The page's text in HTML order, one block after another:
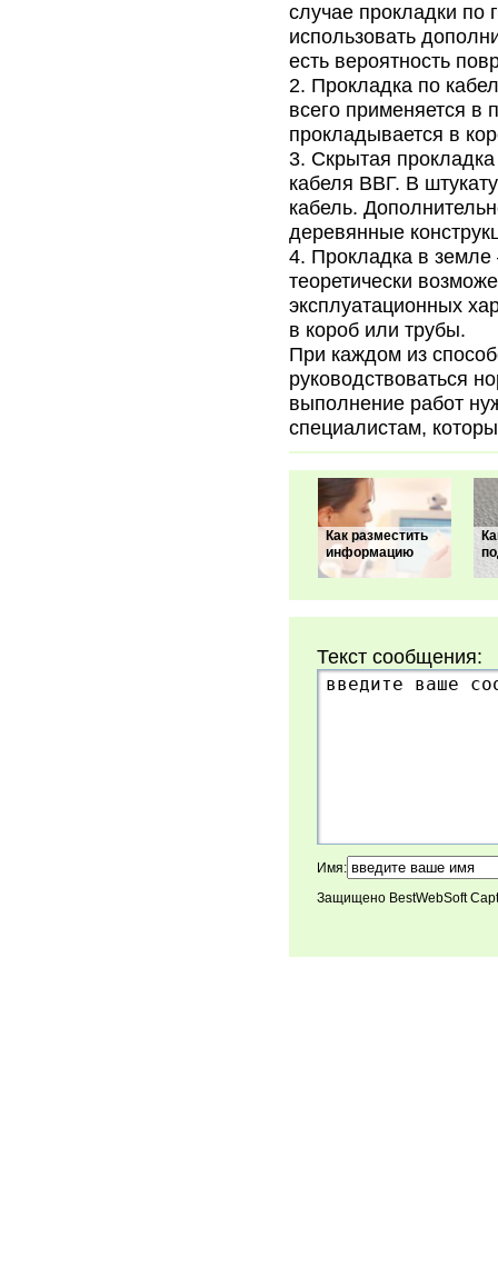
случае прокладки по
использовать
есть вероятность
Прокладка по
всего применяется
прокладывается в
Скрытая
кабеля ВВГ. В
кабель.
деревянные
Прокладка в
теоретически
эксплуатационных
в короб или трубы.
При каждом из
руководствоваться
выполнение работ
специалистам,
Как разместить
информацию
Текст сообщения:
Имя:
Защищено BestWebSoft